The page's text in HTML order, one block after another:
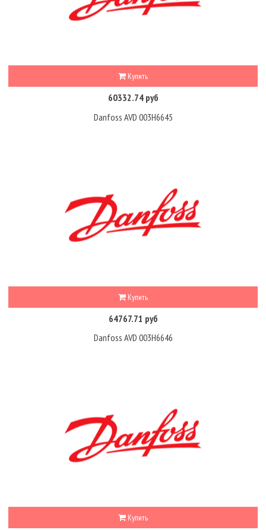
Купить
60332.74 руб
Danfoss AVD 003H6645
Купить
64767.71 руб
Danfoss AVD 003H6646
Купить